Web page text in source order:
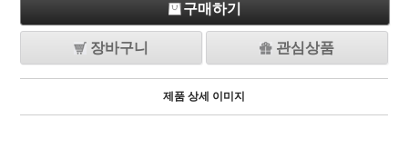
구매하기
장바구니 관심상품
제품 상세 이미지